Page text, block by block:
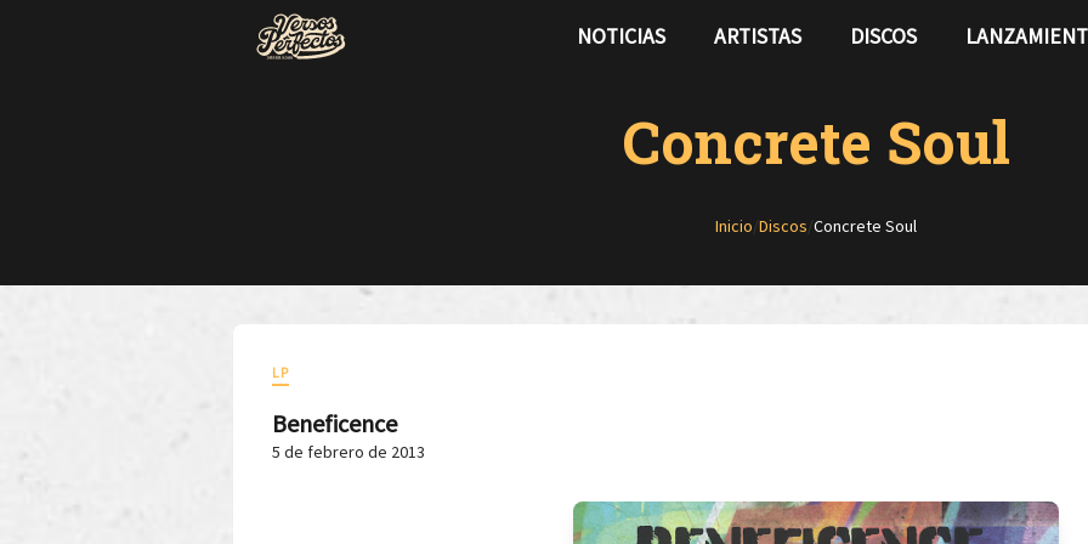
NOTICIAS ARTISTAS DISCOS
Concrete Soul
Inicio/Discos/Concrete Soul
LP
Beneficence
5 de febrero de 2013